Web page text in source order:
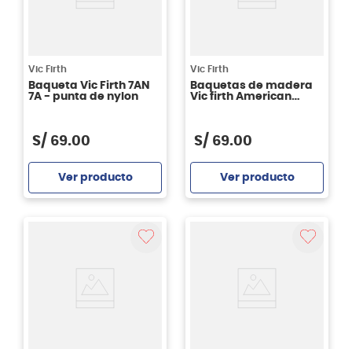
Vic Firth
Baqueta Vic Firth 7AN
7A - punta de nylon
S/ 69.00
Ver producto
Vic Firth
Baquetas de madera
Vic firth American
S/ 69.00
Ver producto